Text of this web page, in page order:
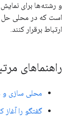
و رشته‌ها برای
است که در محلی حل
ارتباط برقرار کنند.
راهنماهای
محلی سازی و
گفتگو را آغاز